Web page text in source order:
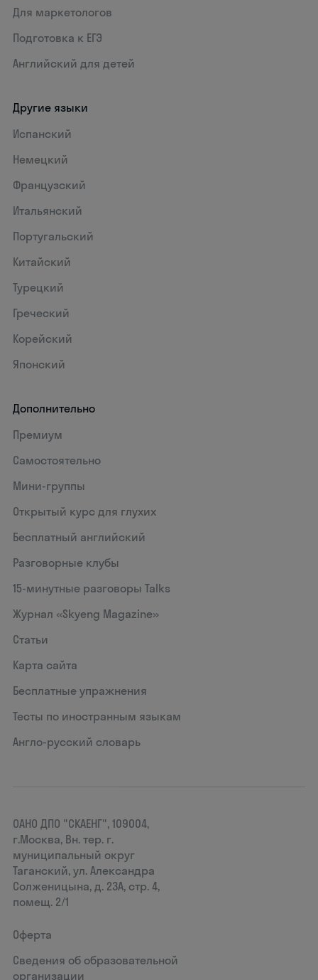
Для маркетологов
Подготовка к ЕГЭ
Английский для детей
Другие языки
Испанский
Немецкий
Французский
Итальянский
Португальский
Китайский
Турецкий
Греческий
Корейский
Японский
Дополнительно
Премиум
Самостоятельно
Мини-группы
Открытый курс для глухих
Бесплатный английский
Разговорные клубы
15‑минутные разговоры Talks
Журнал «Skyeng Magazine»
Статьи
Карта сайта
Бесплатные упражнения
Тесты по иностранным языкам
Англо-русский словарь
ОАНО ДПО "СКАЕНГ", 109004,
г.Москва, Вн. тер. г.
муниципальный округ
Таганский, ул. Александра
Солженицына, д. 23А, стр. 4,
помещ. 2/1
Оферта
Сведения об образовательной
организации